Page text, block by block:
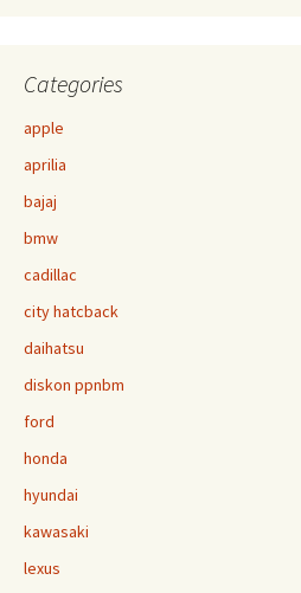
Categories
apple
aprilia
bajaj
bmw
cadillac
city hatcback
daihatsu
diskon ppnbm
ford
honda
hyundai
kawasaki
lexus